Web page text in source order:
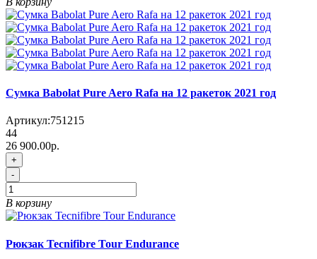
Сумка Babolat Pure Aero Rafa на 12 ракеток 2021 год
Артикул:751215
44
26 900.00р.
+
-
В корзину
Рюкзак Tecnifibre Tour Endurance